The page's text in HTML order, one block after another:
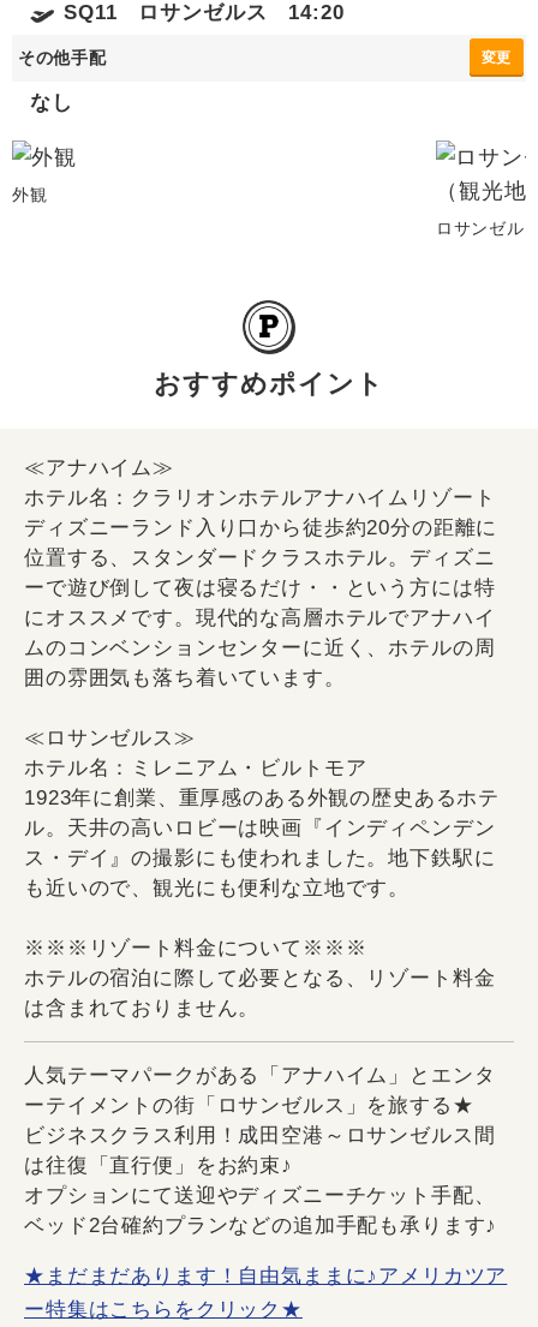
SQ11 ロサンゼルス 14:20
その他手配 変更
なし
外観
ロサンゼル
おすすめポイント
≪アナハイム≫
ホテル名：クラリオンホテルアナハイムリゾート
ディズニーランド入り口から徒歩約20分の距離に
位置する、スタンダードクラスホテル。ディズニ
ーで遊び倒して夜は寝るだけ・・という方には特
にオススメです。現代的な高層ホテルでアナハイ
ムのコンベンションセンターに近く、ホテルの周
囲の雰囲気も落ち着いています。
≪ロサンゼルス≫
ホテル名：ミレニアム・ビルトモア
1923年に創業、重厚感のある外観の歴史あるホテ
ル。天井の高いロビーは映画『インディペンデン
ス・デイ』の撮影にも使われました。地下鉄駅に
も近いので、観光にも便利な立地です。
※※※リゾート料金について※※※
ホテルの宿泊に際して必要となる、リゾート料金
は含まれておりません。
人気テーマパークがある「アナハイム」とエンタ
ーテイメントの街「ロサンゼルス」を旅する★
ビジネスクラス利用！成田空港～ロサンゼルス間
は往復「直行便」をお約束♪
オプションにて送迎やディズニーチケット手配、
ベッド2台確約プランなどの追加手配も承ります♪
★まだまだあります！自由気ままに♪アメリカツア
ー特集はこちらをクリック★